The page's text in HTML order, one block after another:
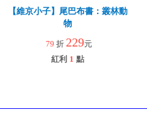
【維京小子】尾巴布書：叢林動
物
79 折 229元
紅利 1 點